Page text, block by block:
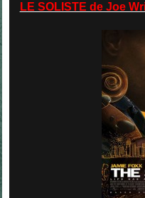
LE SOLISTE de Joe